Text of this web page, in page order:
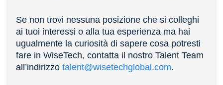
Se non trovi nessuna posizione che si colleghi
ai tuoi interessi o alla tua esperienza ma hai
ugualmente la curiosità di sapere cosa potresti
fare in WiseTech, contatta il nostro Talent Team
all’indirizzo talent@wisetechglobal.com.